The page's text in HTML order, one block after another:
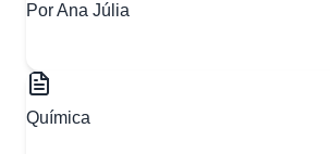
Por Ana Júlia
Química